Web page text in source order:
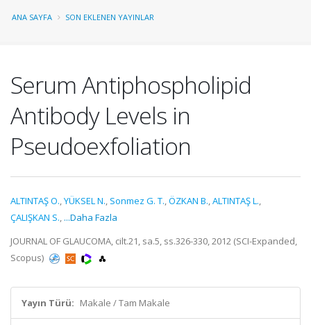
ANA SAYFA SON EKLENEN YAYINLAR
Serum Antiphospholipid
Antibody Levels in
Pseudoexfoliation
ALTINTAŞ O.,YÜKSEL N., Sonmez G. T.,ÖZKAN B.,ALTINTAŞ L.,
ÇALIŞKAN S., ...Daha Fazla
JOURNAL OF GLAUCOMA, cilt.21, sa.5, ss.326-330, 2012 (SCI-Expanded,
Scopus)
Yayın Türü: Makale / Tam Makale